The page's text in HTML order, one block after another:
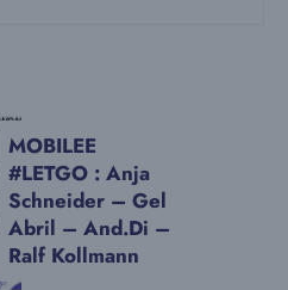
MOBILEE
#LETGO : Anja
Schneider – Gel
Abril – And.Di –
Ralf Kollmann